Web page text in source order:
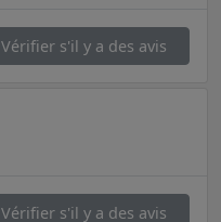
Vérifier s'il y a des avis
Vérifier s'il y a des avis